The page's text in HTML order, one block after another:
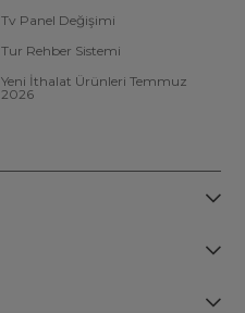
Tv Panel Değişimi
Tur Rehber Sistemi
Yeni İthalat Ürünleri Temmuz
2026